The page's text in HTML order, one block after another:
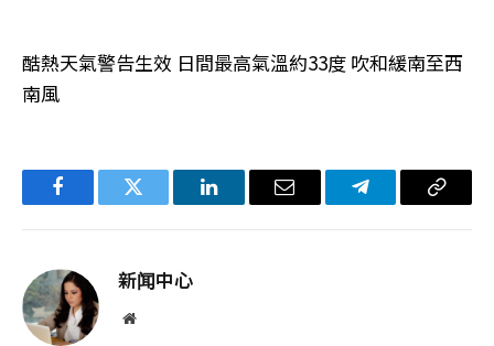
酷熱天氣警告生效 日間最高氣溫約33度 吹和緩南至西
南風
FacebookTwitter LinkedIn电
Telegram复
新闻中心
网